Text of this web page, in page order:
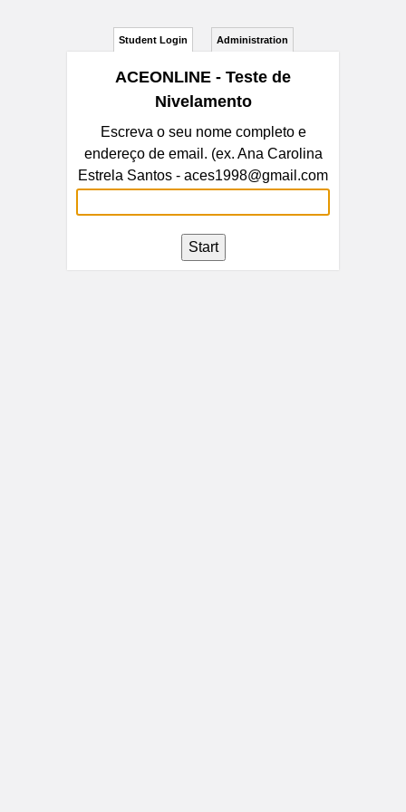
Student Login Administration
ACEONLINE - Teste de
Nivelamento
Escreva o seu nome completo e
endereço de email. (ex. Ana Carolina
Estrela Santos - aces1998@gmail.com